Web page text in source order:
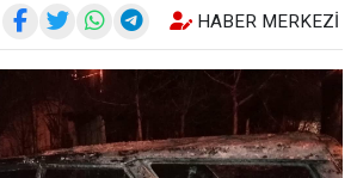
HABER MERKEZI